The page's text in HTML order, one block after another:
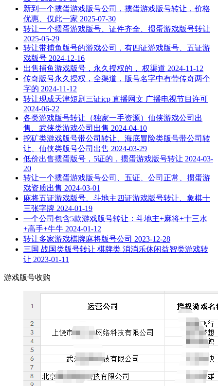
新到一个掼蛋游戏版号公司，掼蛋游戏版号转让，价格
优惠、仅此一家 2025-07-30
转让一个掼蛋游戏版号、证件齐全、掼蛋游戏版号转让
2025-05-29
转让带捕鱼版号的游戏公司，有四证游戏版号、五证游
戏版号 2024-12-16
出售捕鱼游戏版号，永久授权的， 权渠道 2024-11-12
传奇版号永久授权，全渠道，版号名字中有带传奇两个
字的 2024-11-12
转让现成天津短剧三证icp 直播网文 广播电视节目许可
2024-06-22
各类游戏版号转让（独家一手资源）仙侠游戏公司出
售、武侠类游戏公司出售 2024-04-10
挖矿类游戏版号带公司转让、海底冒险类版号带公司转
让、仙侠类版号公司出售 2024-03-29
低价出售掼蛋版号，5证的，掼蛋游戏版号转让 2024-03-
20
转让一个掼蛋游戏版号公司、五证、公司正常、掼蛋游
戏资质出售 2024-03-01
麻将五证游戏版号、斗地主四证游戏版号转让、象棋十
三张字牌 2024-01-19
一个公司包含5款游戏版号转让：斗地主+麻将+十三水
+高手+牛牛 2024-01-12
转让多家游戏棋牌麻将版号公司 2023-12-28
三国 战国类版号转让 棋牌类 消消乐休闲益智类游戏转
让 2023-01-11
游戏版号收购